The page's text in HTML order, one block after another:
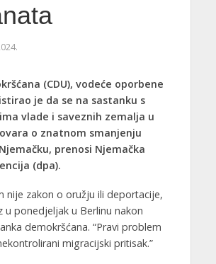
(CDU), vodeće oporbene
je da se na sastanku s
vlade i saveznih zemalja u
o znatnom smanjenju
prenosi Njemačka
(dpa).
nije zakon o oružju ili deportacije,
u ponedjeljak u Berlinu nakon
demokršćana. “Pravi problem
migracijski pritisak.”